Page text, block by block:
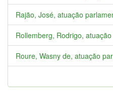
Rajão, José, atuação
Rollemberg, Rodrigo,
Roure, Wasny de, atuação